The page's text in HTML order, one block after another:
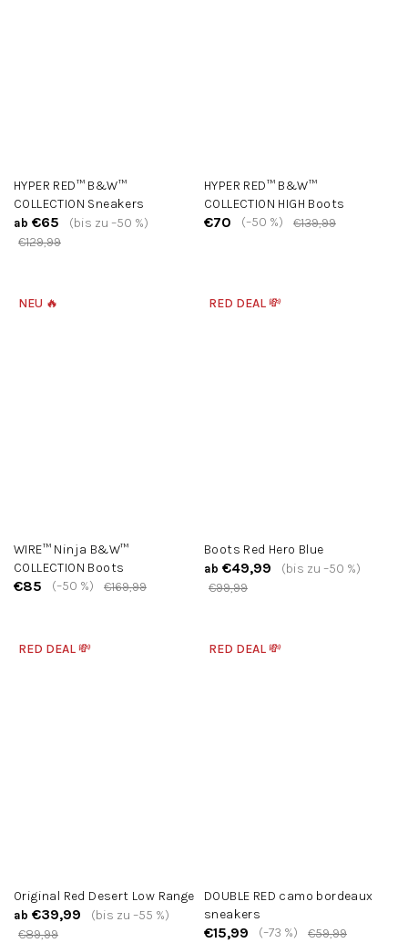
HYPER RED™ B&W™
COLLECTION Sneakers
ab €65
€129,99
(bis zu –50 %)
HYPER RED™ B&W™
COLLECTION HIGH Boots
€70 €139,99
(–50 %)
NEU 🔥
WIRE™ Ninja B&W™
COLLECTION Boots
€85 €169,99
(–50 %)
RED DEAL 💸
Boots Red Hero Blue
ab €49,99
€99,99
(bis zu –50 %)
RED DEAL 💸
Original Red Desert Low Range
ab €39,99
€89,99
(bis zu –55 %)
RED DEAL 💸
DOUBLE RED camo bordeaux
sneakers
€15,99 €59,99
(–73 %)